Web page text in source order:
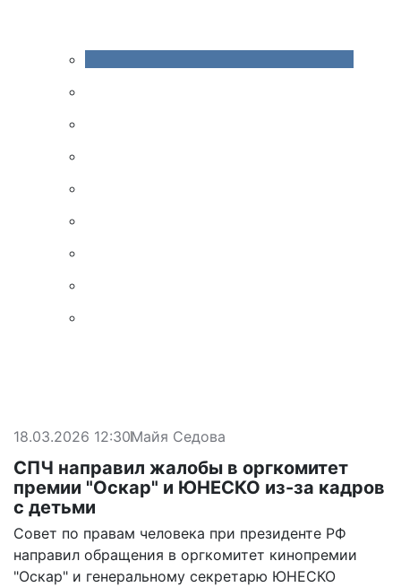
18.03.2026 12:30Майя Седова
СПЧ направил жалобы в оргкомитет
премии "Оскар" и ЮНЕСКО из-за кадров
с детьми
Совет по правам человека при президенте РФ
направил обращения в оргкомитет кинопремии
"Оскар" и генеральному секретарю ЮНЕСКО